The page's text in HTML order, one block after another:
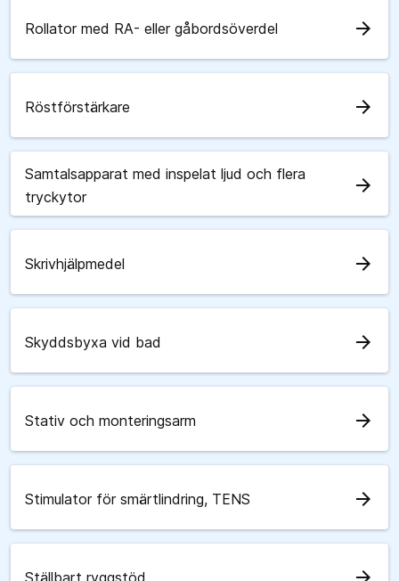
Rollator med RA- eller gåbordsöverdel arrow_forward
Röstförstärkare arrow_forward
Samtalsapparat med inspelat ljud och flera
tryckytor
arrow_forward
Skrivhjälpmedel arrow_forward
Skyddsbyxa vid bad arrow_forward
Stativ och monteringsarm arrow_forward
Stimulator för smärtlindring, TENS arrow_forward